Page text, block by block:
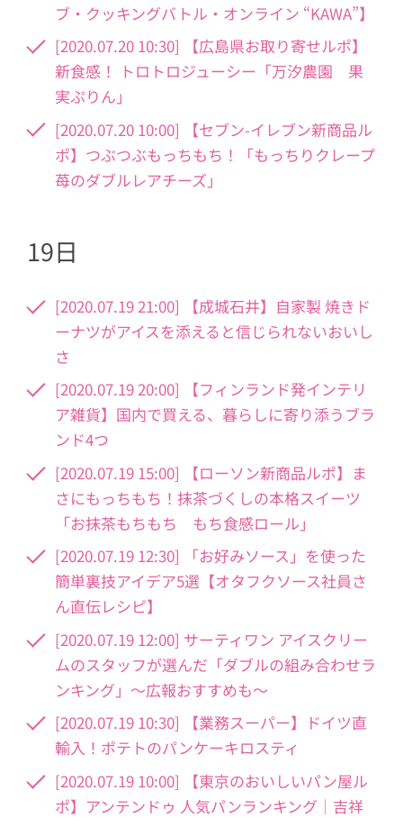
ブ・クッキングバトル・オンライン “KAWA”】
[2020.07.20 10:30] 【広島県お取り寄せルポ】
新食感！ トロトロジューシー「万汐農園 果
実ぷりん」
[2020.07.20 10:00] 【セブン-イレブン新商品ル
ポ】つぶつぶもっちもち！「もっちりクレープ
苺のダブルレアチーズ」
19日
[2020.07.19 21:00] 【成城石井】自家製 焼きド
ーナツがアイスを添えると信じられないおいし
さ
[2020.07.19 20:00] 【フィンランド発インテリ
ア雑貨】国内で買える、暮らしに寄り添うブラ
ンド4つ
[2020.07.19 15:00] 【ローソン新商品ルポ】ま
さにもっちもち！抹茶づくしの本格スイーツ
「お抹茶もちもち もち食感ロール」
[2020.07.19 12:30] 「お好みソース」を使った
簡単裏技アイデア5選【オタフクソース社員さ
ん直伝レシピ】
[2020.07.19 12:00] サーティワン アイスクリー
ムのスタッフが選んだ「ダブルの組み合わせラ
ンキング」〜広報おすすめも〜
[2020.07.19 10:30] 【業務スーパー】ドイツ直
輸入！ポテトのパンケーキロスティ
[2020.07.19 10:00] 【東京のおいしいパン屋ル
ポ】アンテンドゥ 人気パンランキング｜吉祥